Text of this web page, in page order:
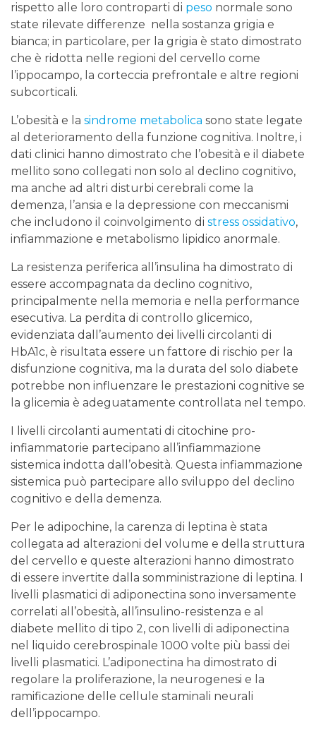
rispetto alle loro controparti di peso normale sono
state rilevate differenze nella sostanza grigia e
bianca; in particolare, per la grigia è stato dimostrato
che è ridotta nelle regioni del cervello come
l’ippocampo, la corteccia prefrontale e altre regioni
subcorticali.
L’obesità e la sindrome metabolica sono state legate
al deterioramento della funzione cognitiva. Inoltre, i
dati clinici hanno dimostrato che l’obesità e il diabete
mellito sono collegati non solo al declino cognitivo,
ma anche ad altri disturbi cerebrali come la
demenza, l’ansia e la depressione con meccanismi
che includono il coinvolgimento di stress ossidativo,
infiammazione e metabolismo lipidico anormale.
La resistenza periferica all’insulina ha dimostrato di
essere accompagnata da declino cognitivo,
principalmente nella memoria e nella performance
esecutiva. La perdita di controllo glicemico,
evidenziata dall’aumento dei livelli circolanti di
HbA1c, è risultata essere un fattore di rischio per la
disfunzione cognitiva, ma la durata del solo diabete
potrebbe non influenzare le prestazioni cognitive se
la glicemia è adeguatamente controllata nel tempo.
I livelli circolanti aumentati di citochine pro-
infiammatorie partecipano all’infiammazione
sistemica indotta dall’obesità. Questa infiammazione
sistemica può partecipare allo sviluppo del declino
cognitivo e della demenza.
Per le adipochine, la carenza di leptina è stata
collegata ad alterazioni del volume e della struttura
del cervello e queste alterazioni hanno dimostrato
di essere invertite dalla somministrazione di leptina. I
livelli plasmatici di adiponectina sono inversamente
correlati all’obesità, all’insulino-resistenza e al
diabete mellito di tipo 2, con livelli di adiponectina
nel liquido cerebrospinale 1000 volte più bassi dei
livelli plasmatici. L’adiponectina ha dimostrato di
regolare la proliferazione, la neurogenesi e la
ramificazione delle cellule staminali neurali
dell’ippocampo.